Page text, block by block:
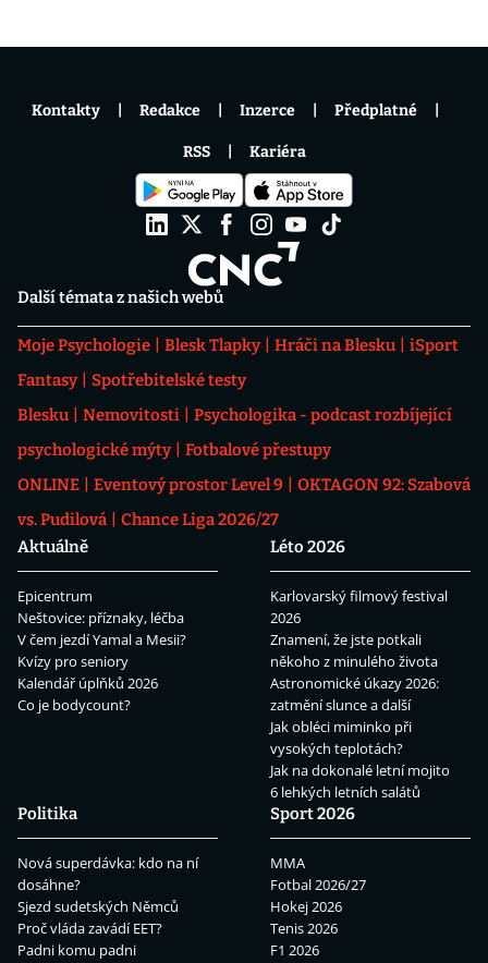
Další témata z našich webů
Moje Psychologie Blesk Tlapky Hráči na Blesku
iSport
Fantasy
Spotřebitelské testy
Blesku
Nemovitosti
Psychologika - podcast rozbíjející
psychologické mýty
Fotbalové přestupy
ONLINE
Eventový prostor Level 9
OKTAGON 92: Szabová
vs. Pudilová
Chance Liga 2026/27
Aktuálně
Epicentrum
Neštovice: příznaky, léčba
V čem jezdí Yamal a Mesii?
Kvízy pro seniory
Kalendář úplňků 2026
Co je bodycount?
Léto 2026
Karlovarský filmový festival
2026
Znamení, že jste potkali
někoho z minulého života
Astronomické úkazy 2026:
zatmění slunce a další
Jak obléci miminko při
vysokých teplotách?
Jak na dokonalé letní mojito
6 lehkých letních salátů
Politika
Nová superdávka: kdo na ní
dosáhne?
Sjezd sudetských Němců
Proč vláda zavádí EET?
Padni komu padni
Sport 2026
MMA
Fotbal 2026/27
Hokej 2026
Tenis 2026
F1 2026
Kontakty Redakce Inzerce Předplatné
RSS Kariéra